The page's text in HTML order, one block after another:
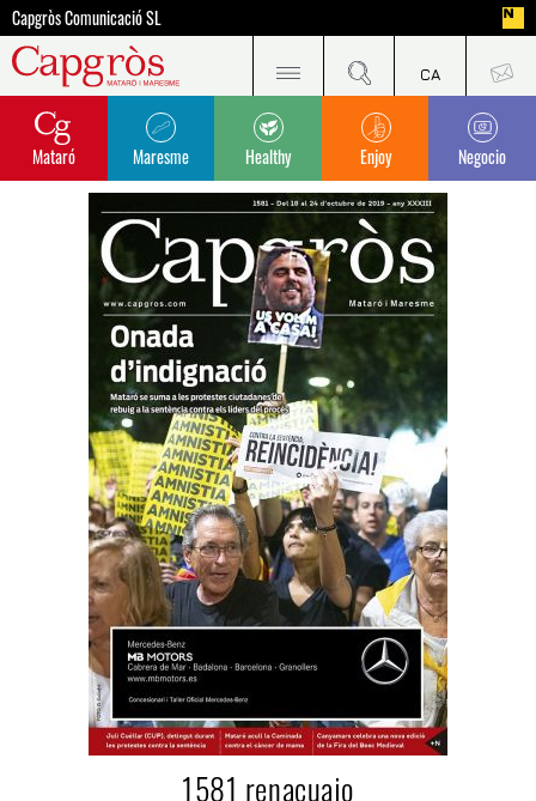
Capgròs Comunicació SL
Mataró Maresme Healthy Enjoy Negocio
1581 renacuajo